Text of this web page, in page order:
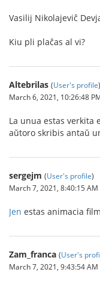
Vasilij Nikolajeviĉ
Kiu pli plaĉas al vi?
Altebrilas (User's profile)
March 6, 2021, 10:26:48
La unua estas verkita
aŭtoro skribis antaŭ
sergejm (User's profile)
March 7, 2021, 8:40:15 AM
Jen estas animacia
Zam_franca (User's
March 7, 2021, 9:43:54 AM